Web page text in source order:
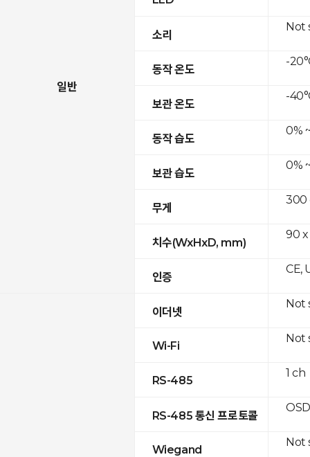
일반
소리
동작 온도
보관 온도
동작 습도
보관 습도
무게
치수(WxHxD, mm)
인증
이더넷
Wi-Fi
RS-485
RS-485 통신 프로토콜
Wiegand
Not
-
-
0%
0%
300
90 x
CE,
Not
Not
1 ch
Not